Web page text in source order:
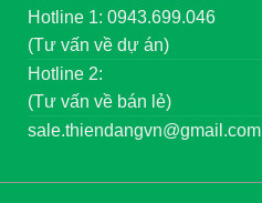
Hotline 1: 0943.699.046
(Tư vấn về dự án)
Hotline 2:
(Tư vấn về bán lẻ)
sale.thiendangvn@gmail.com